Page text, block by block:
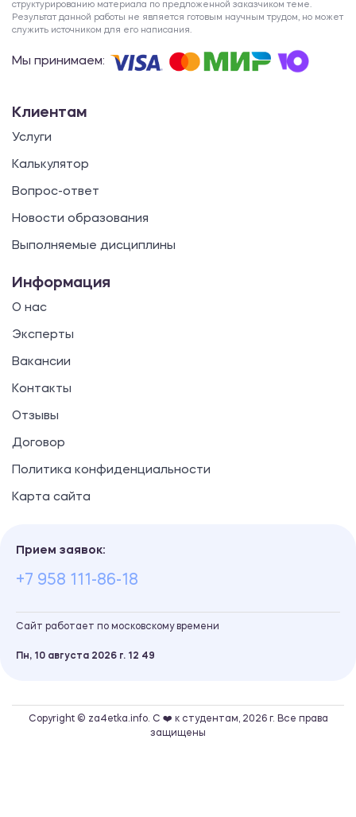
структурированию материала по предложенной заказчиком теме.
Результат данной работы не является готовым научным трудом, но может
служить источником для его написания.
Мы принимаем:
Клиентам
Услуги
Калькулятор
Вопрос-ответ
Новости образования
Выполняемые дисциплины
Информация
О нас
Эксперты
Вакансии
Контакты
Отзывы
Договор
Политика конфиденциальности
Карта сайта
Прием заявок:
+7 958 111-86-18
Сайт работает по московскому времени
Пн, 10 августа 2026 г. 12 49
Copyright © za4etka.info. С ❤️ к студентам, 2026 г. Все права
защищены